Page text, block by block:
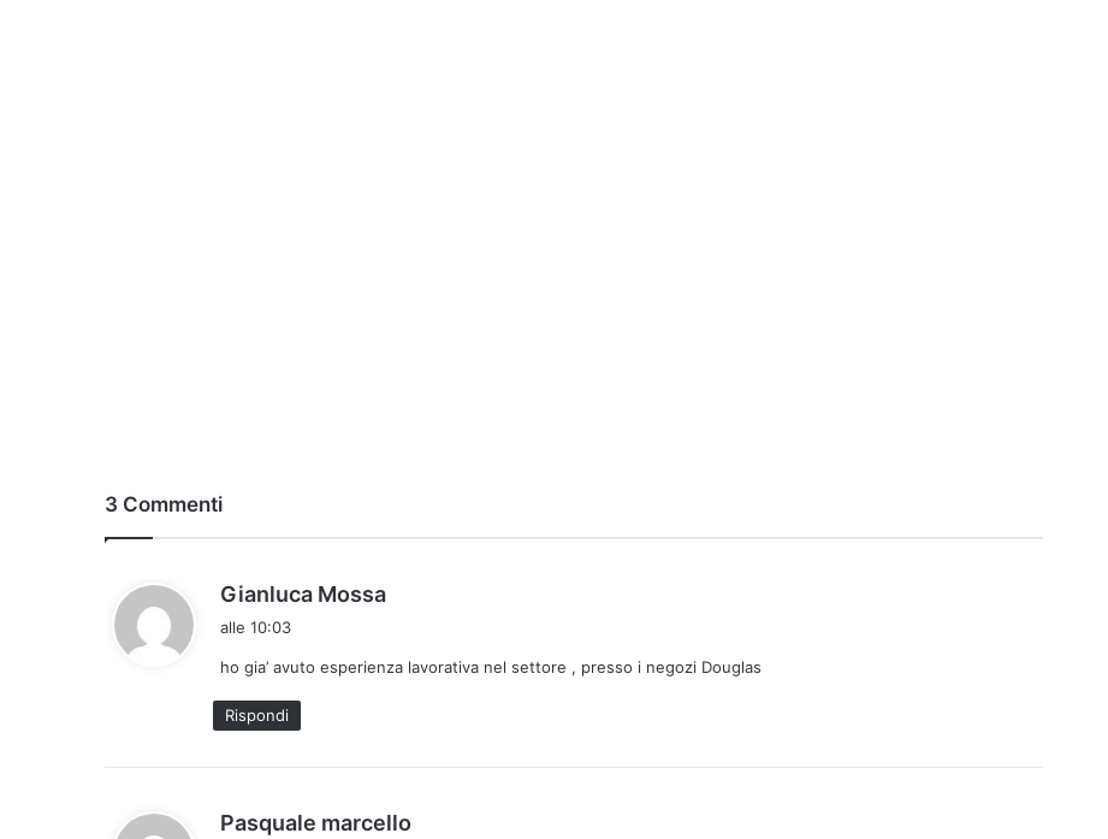
3 Commenti
Gianluca Mossa
e
alle 10:03
ho gia’ avuto esperienza lavorativa nel settore , presso i negozi Douglas
Rispondi
Pasquale marcello